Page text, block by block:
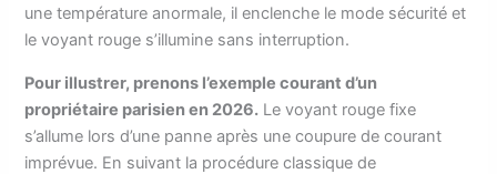
une température anormale, il enclenche le mode sécurité et
le voyant rouge s’illumine sans interruption.
Pour illustrer, prenons l’exemple courant d’un
propriétaire parisien en 2026. Le voyant rouge fixe
s’allume lors d’une panne après une coupure de courant
imprévue. En suivant la procédure classique de